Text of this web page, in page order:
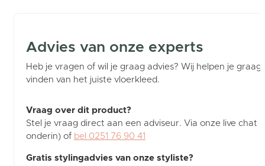
Advies van onze experts
Heb je vragen of wil je graag advies? Wij helpen je graag
vinden van het juiste vloerkleed.
Vraag over dit product?
Stel je vraag direct aan een adviseur. Via onze live chat
onderin) of bel 0251 76 90 41
Gratis stylingadvies van onze styliste?